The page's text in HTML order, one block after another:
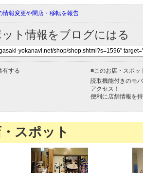
情報変更や閉店・移転を報告
ト情報をブログにはる
有する ■このお店・スポッ
読取機能付きのモ
アクセス！
便利に店舗情報を
スポット